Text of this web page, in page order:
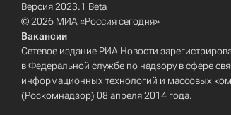
Версия 2023.1 Beta
© 2026 МИА «Россия сегодня»
Вакансии
Сетевое издание РИА Новости
в Федеральной службе по надзору в сфере
информационных технологий и массовых
(Роскомнадзор) 08 апреля 2014 года.